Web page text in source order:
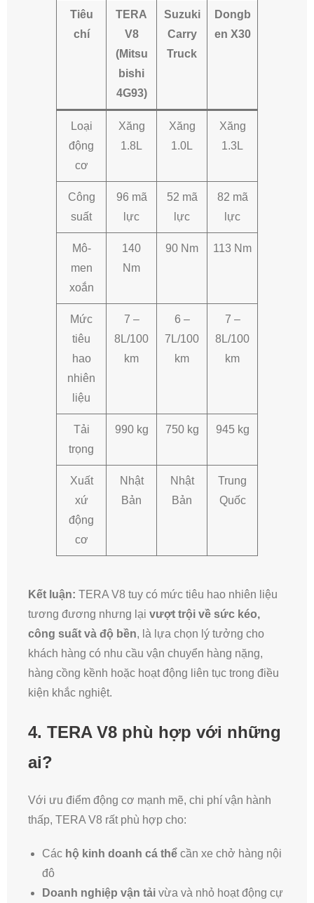
Tiêu
chí
TERA
V8
(Mitsu
bishi
4G93)
Suzuki
Carry
Truck
Dongb
en X30
Loại
động
cơ
Xăng
1.8L
Xăng
1.0L
Xăng
1.3L
Công
suất
96 mã
lực
52 mã
lực
82 mã
lực
Mô-
men
xoắn
140
Nm
90 Nm 113 Nm
Mức
tiêu
hao
nhiên
liệu
7 –
8L/100
km
6 –
7L/100
km
7 –
8L/100
km
Tải
trọng
990 kg 750 kg 945 kg
Xuất
xứ
động
cơ
Nhật
Bản
Nhật
Bản
Trung
Quốc
Kết luận: TERA V8 tuy có mức tiêu hao nhiên liệu
tương đương nhưng lại vượt trội về sức kéo,
công suất và độ bền, là lựa chọn lý tưởng cho
khách hàng có nhu cầu vận chuyển hàng nặng,
hàng cồng kềnh hoặc hoạt động liên tục trong điều
kiện khắc nghiệt.
4. TERA V8 phù hợp với những
ai?
Với ưu điểm động cơ mạnh mẽ, chi phí vận hành
thấp, TERA V8 rất phù hợp cho:
Các hộ kinh doanh cá thể cần xe chở hàng nội
đô
Doanh nghiệp vận tải vừa và nhỏ hoạt động cự